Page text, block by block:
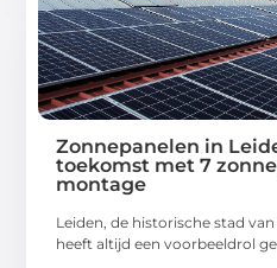
Zonnepanelen in
toekomst met 7
montage
Leiden, de historische stad
heeft altijd een voorbeeldrol